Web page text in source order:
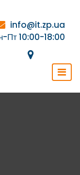
info@it.zp.ua
Пт 10:00-18:00